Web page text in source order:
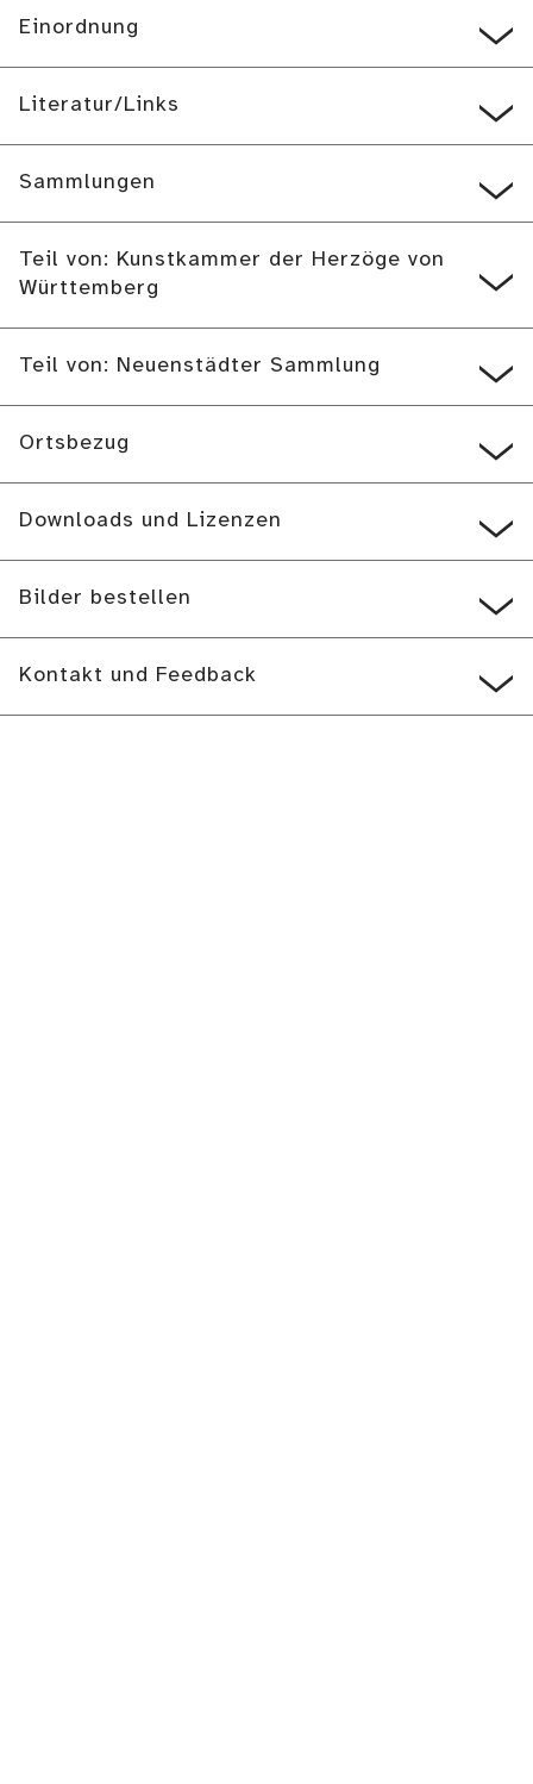
Einordnung
Literatur/Links
Sammlungen
Teil von: Kunstkammer der Herzöge von
Württemberg
Teil von: Neuenstädter Sammlung
Ortsbezug
Downloads und Lizenzen
Bilder bestellen
Kontakt und Feedback